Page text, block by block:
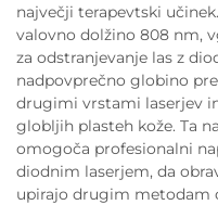
največji terapevtski
valovno dolžino 808 nm,
za odstranjevanje las z
nadpovprečno globino
drugimi vrstami laserjev
globljih plasteh kože. Ta
omogoča profesionalni
diodnim laserjem, da
upirajo drugim metodam